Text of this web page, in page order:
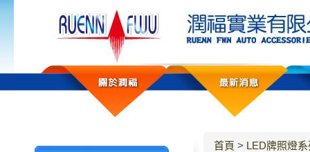
首頁 > LED牌照燈系